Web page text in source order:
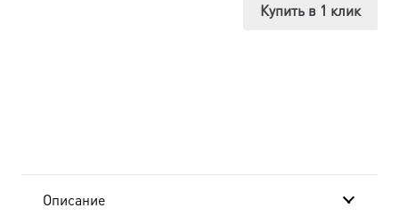
Купить в 1 клик
Описание